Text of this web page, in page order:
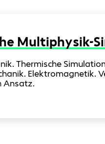
Multiphysik-
Thermische
Elektromagnetik.
Ansatz.